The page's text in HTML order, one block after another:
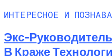
ИНТЕРЕСНОЕ И
Экс-
В Краже